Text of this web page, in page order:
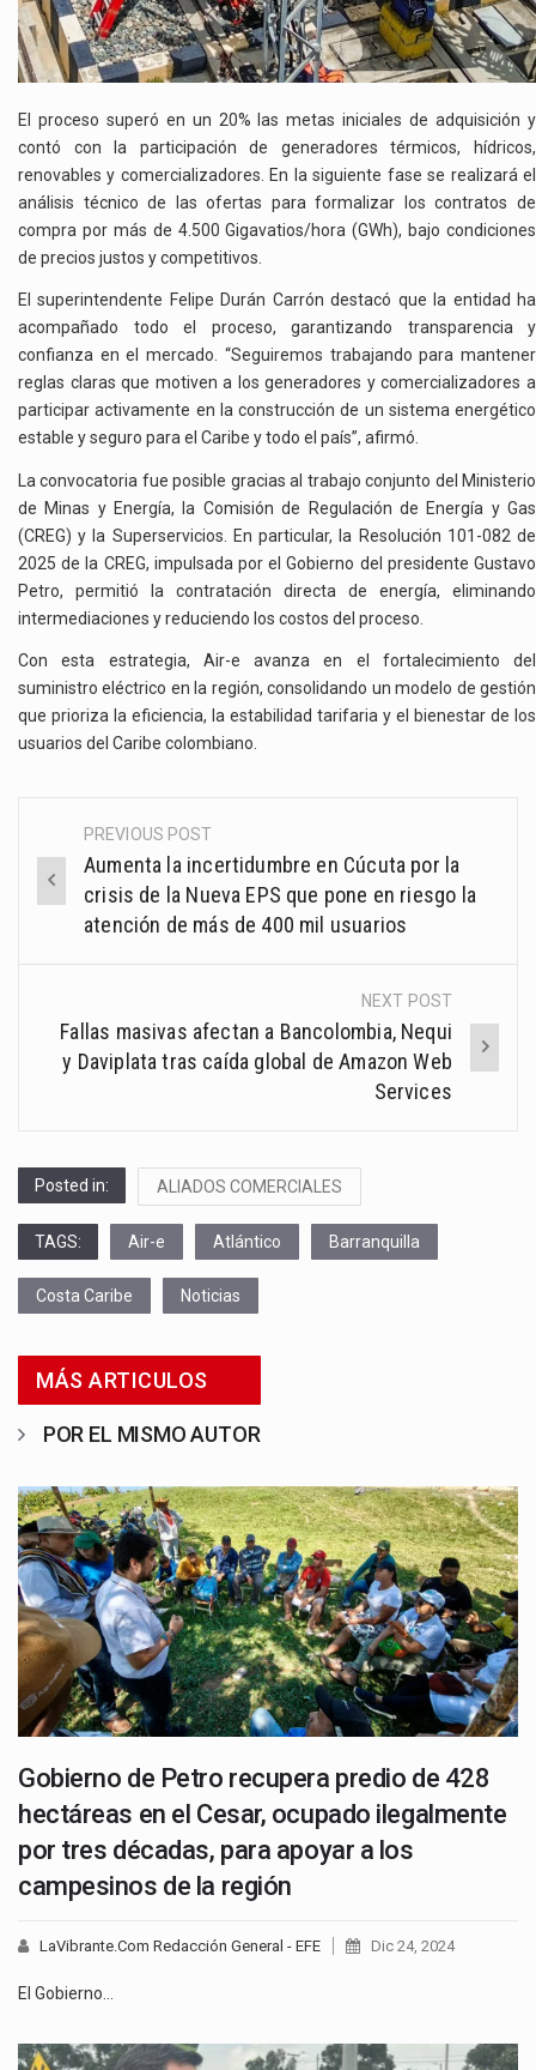
El proceso superó en un 20% las metas iniciales de adquisición y
contó con la participación de generadores térmicos, hídricos,
renovables y comercializadores. En la siguiente fase se realizará el
análisis técnico de las ofertas para formalizar los contratos de
compra por más de 4.500 Gigavatios/hora (GWh), bajo condiciones
de precios justos y competitivos.
El superintendente Felipe Durán Carrón destacó que la entidad ha
acompañado todo el proceso, garantizando transparencia y
confianza en el mercado. “Seguiremos trabajando para mantener
reglas claras que motiven a los generadores y comercializadores a
participar activamente en la construcción de un sistema energético
estable y seguro para el Caribe y todo el país”, afirmó.
La convocatoria fue posible gracias al trabajo conjunto del Ministerio
de Minas y Energía, la Comisión de Regulación de Energía y Gas
(CREG) y la Superservicios. En particular, la Resolución 101-082 de
2025 de la CREG, impulsada por el Gobierno del presidente Gustavo
Petro, permitió la contratación directa de energía, eliminando
intermediaciones y reduciendo los costos del proceso.
Con esta estrategia, Air-e avanza en el fortalecimiento del
suministro eléctrico en la región, consolidando un modelo de gestión
que prioriza la eficiencia, la estabilidad tarifaria y el bienestar de los
usuarios del Caribe colombiano.
Post
navigation
PREVIOUS POST
Aumenta la incertidumbre en Cúcuta por la
crisis de la Nueva EPS que pone en riesgo la
atención de más de 400 mil usuarios
NEXT POST
Fallas masivas afectan a Bancolombia, Nequi
y Daviplata tras caída global de Amazon Web
Services
Posted in: ALIADOS COMERCIALES
TAGS: Air-e Atlántico Barranquilla
Costa Caribe Noticias
MÁS ARTICULOS
POR EL MISMO AUTOR
Gobierno de Petro recupera predio de 428
hectáreas en el Cesar, ocupado ilegalmente
por tres décadas, para apoyar a los
campesinos de la región
LaVibrante.Com Redacción General - EFE Dic 24, 2024
El Gobierno…